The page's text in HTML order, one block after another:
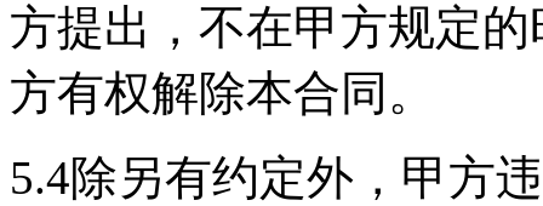
方提出，不在甲方规定
方有权解除本合同。
5.4除另有约定外，甲方